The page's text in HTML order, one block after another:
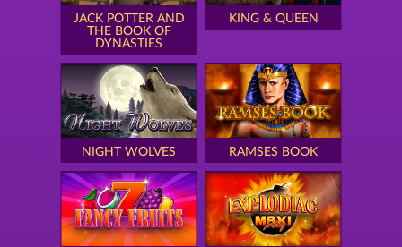
JACK POTTER AND
THE BOOK OF
DYNASTIES
KING & QUEEN
NIGHT WOLVES RAMSES BOOK